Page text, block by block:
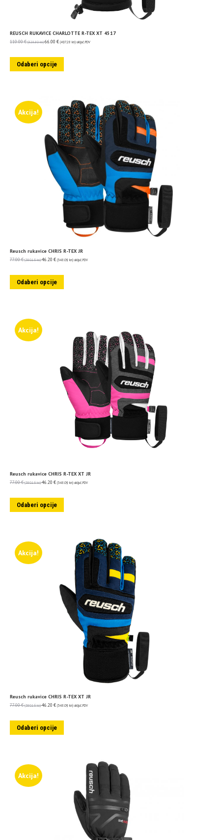
REUSCH RUKAVICE CHARLOTTE R-TEX XT 4517
110.00€ (828.80 kn) 66.00 € (497.28 kn) uključ. PDV
Odaberi opcije
Akcija!
Reusch rukavice CHRIS R-TEX JR
77.00€ (580.16 kn) 46.20 € (348.09 kn) uključ. PDV
Odaberi opcije
Akcija!
Reusch rukavice CHRIS R-TEX XT JR
77.00€ (580.16 kn) 46.20 € (348.09 kn) uključ. PDV
Odaberi opcije
Akcija!
Reusch rukavice CHRIS R-TEX XT JR
77.00€ (580.16 kn) 46.20 € (348.09 kn) uključ. PDV
Odaberi opcije
Akcija!